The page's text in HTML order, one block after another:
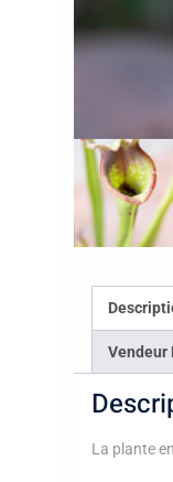
Vendeur
La plante